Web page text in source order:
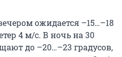
ожидается –15…–18
4 м/с. В ночь на 30
до –20…–23 градусов,